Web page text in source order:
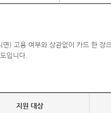
면) 고용 여부와 상관없이 카드 한
입니다.
지원 대상